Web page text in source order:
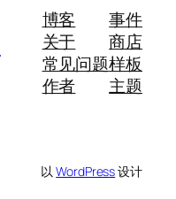
博客
关于
常见问题
作者
事件
商店
样板
主题
以WordPress设计